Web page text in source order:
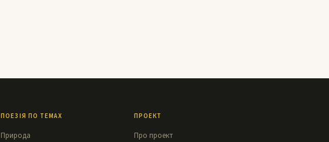
ПОЕЗІЯ ПО ТЕМАХ
Природа
ПРОЕКТ
Про проект